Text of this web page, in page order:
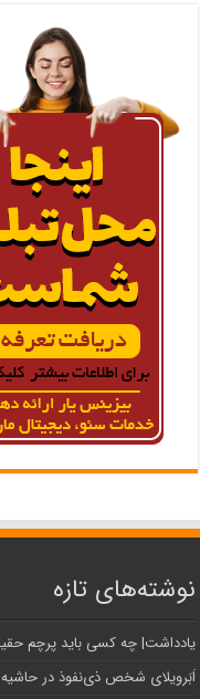
نوشته‌های تازه
یادداشت| ‌چه کسی باید پرچم
اَبَر‌ویلای شخص ذی‌نفوذ در